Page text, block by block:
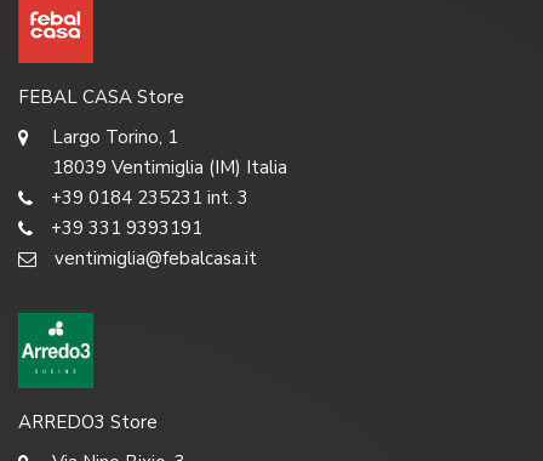
FEBAL CASA Store
Largo Torino, 1
18039 Ventimiglia (IM) Italia
+39 0184 235231 int. 3
+39 331 9393191
ventimiglia@febalcasa.it
ARREDO3 Store